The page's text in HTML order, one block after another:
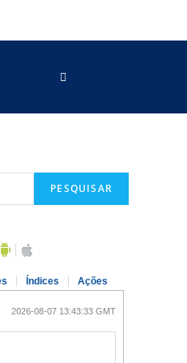
PESQUISAR